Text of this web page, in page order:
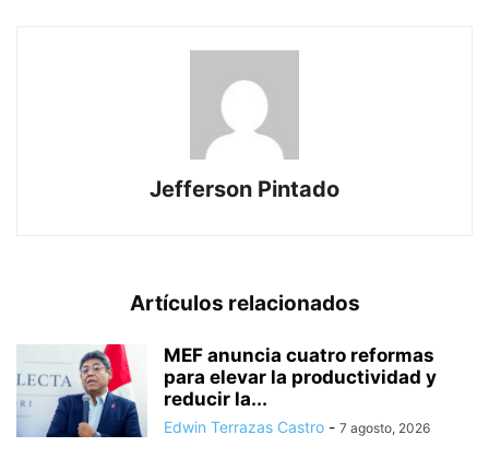
Jefferson Pintado
Artículos relacionados
MEF anuncia cuatro reformas
para elevar la productividad y
reducir la...
Edwin Terrazas Castro - 7 agosto, 2026